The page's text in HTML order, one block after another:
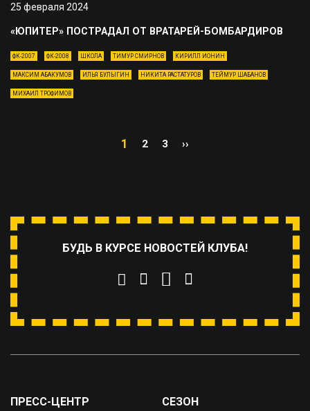
25 февраля 2024
«ЮПИТЕР» ПОСТРАДАЛ ОТ ВРАТАРЕЙ-БОМБАРДИРОВ
ФК-2007 ФК-2008 ШКОЛА ТИМУР СМИРНОВ КИРИЛЛ ИОНИН
МАКСИМ АБАКУМОВ ИЛЬЯ БУЛЫГИН НИКИТА РАСТАТУРОВ ТЕЙМУР ШАБАНОВ
МИХАИЛ ТРОФИМОВ
1 2 3 ››
БУДЬ В КУРСЕ НОВОСТЕЙ КЛУБА!
ПРЕСС-ЦЕНТР СЕЗОН